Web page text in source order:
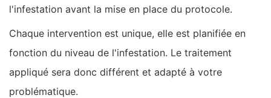
l'infestation avant la mise en place du protocole.
Chaque intervention est unique, elle est planifiée en
fonction du niveau de l'infestation. Le traitement
appliqué sera donc différent et adapté à votre
problématique.